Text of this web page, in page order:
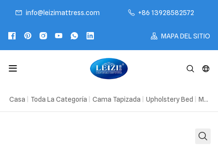
info@leizimattress.com +86 13928582572
MAPA DEL SITIO
Casa Toda La Categoría Cama Tapizada Upholstery Bed Marco de cama King de California